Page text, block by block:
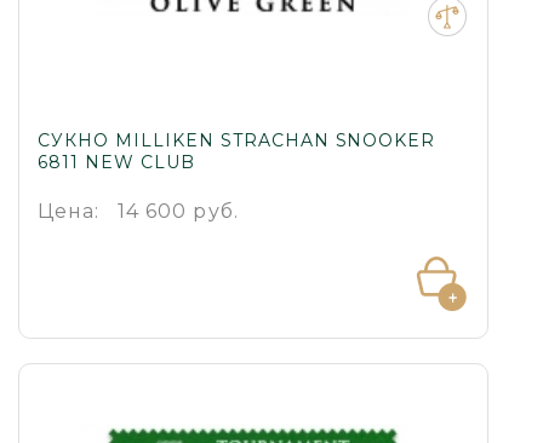
СУКНО MILLIKEN STRACHAN SNOOKER
6811 NEW CLUB
Цена: 14 600 руб.